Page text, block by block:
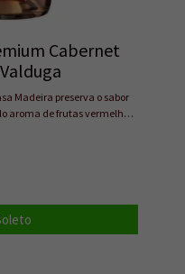
Cabernet
Madeira preserva o sabor
aroma de frutas vermelhas
provenientes da